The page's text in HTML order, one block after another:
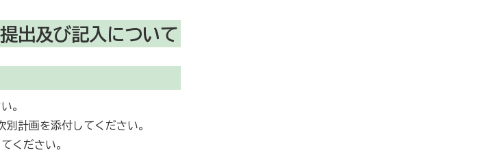
出及び記入について
。
計画を添付してください。
ください。